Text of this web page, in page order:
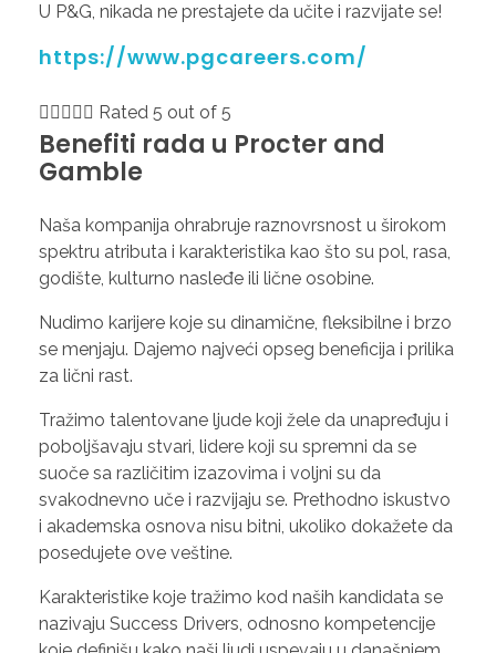
U P&G, nikada ne prestajete da učite i razvijate se!
https://www.pgcareers.com/
 Rated 5 out of 5
Benefiti rada u Procter and
Gamble
Naša kompanija ohrabruje raznovrsnost u širokom
spektru atributa i karakteristika kao što su pol, rasa,
godište, kulturno nasleđe ili lične osobine.
Nudimo karijere koje su dinamične, fleksibilne i brzo
se menjaju. Dajemo najveći opseg beneficija i prilika
za lični rast.
Tražimo talentovane ljude koji žele da unapređuju i
poboljšavaju stvari, lidere koji su spremni da se
suoče sa različitim izazovima i voljni su da
svakodnevno uče i razvijaju se. Prethodno iskustvo
i akademska osnova nisu bitni, ukoliko dokažete da
posedujete ove veštine.
Karakteristike koje tražimo kod naših kandidata se
nazivaju Success Drivers, odnosno kompetencije